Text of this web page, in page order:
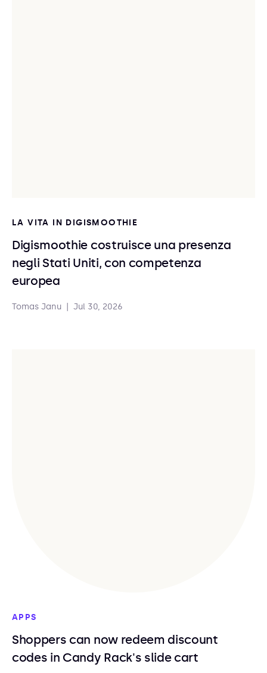
LA VITA IN DIGISMOOTHIE
Digismoothie costruisce una presenza
negli Stati Uniti, con competenza
europea
Tomas Janu Jul 30, 2026
APPS
Shoppers can now redeem discount
codes in Candy Rack's slide cart